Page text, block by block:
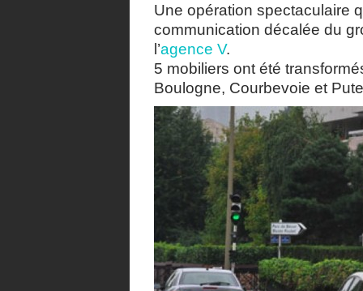
Une opération spectaculaire
communication décalée du
l’agence V.
5 mobiliers ont été
Boulogne, Courbevoie et